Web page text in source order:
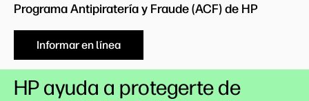
Programa Antipiratería y Fraude (ACF) de HP
Informar en línea
HP ayuda a protegerte de